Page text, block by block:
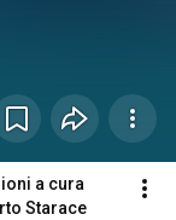
a cura
Starace